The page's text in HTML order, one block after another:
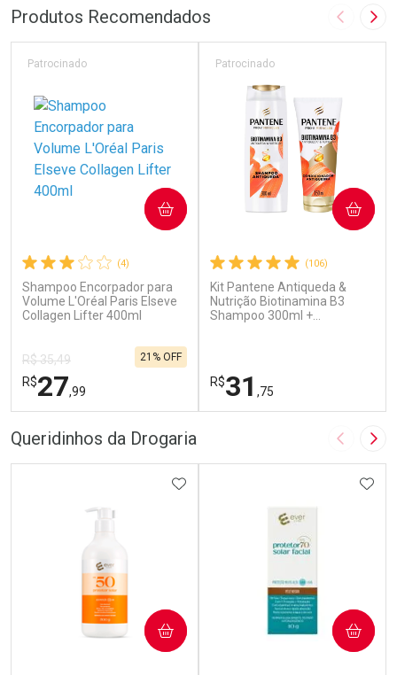
Produtos Recomendados Imagem
(4)
Shampoo Encorpador para
Volume L'Oréal Paris Elseve
Collagen Lifter 400ml
Patrocinado
R$ 35,49
R$27,99
21% OFF
COMPRAR
(106)
Kit Pantene Antiqueda &
Nutrição Biotinamina B3
Shampoo 300ml +
Patrocinado
R$31 ,75
COMPRAR
Queridinhos da Drogaria Imagem
ADICIONAR AOS FAVORITOS
COMPRAR COMPRAR